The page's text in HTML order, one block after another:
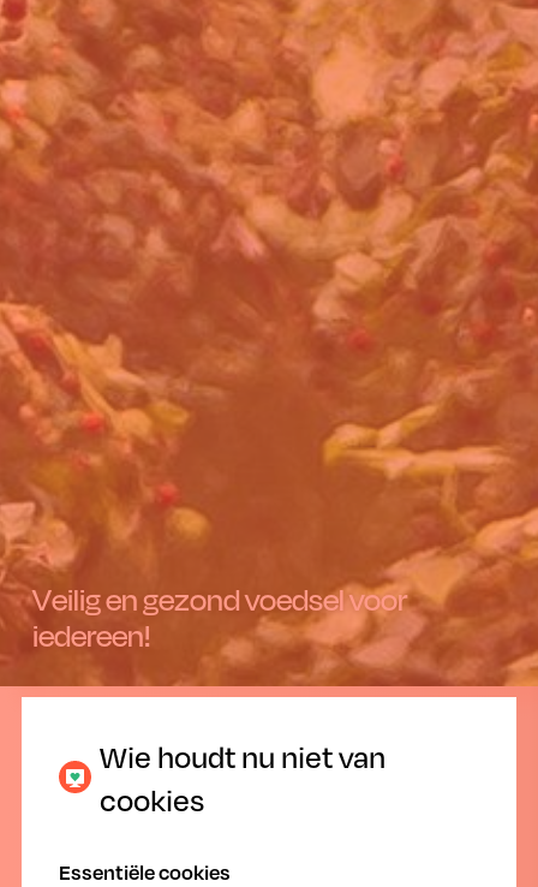
Veilig en gezond voedsel voor
iedereen!
Wie houdt nu niet van
cookies
Essentiële cookies